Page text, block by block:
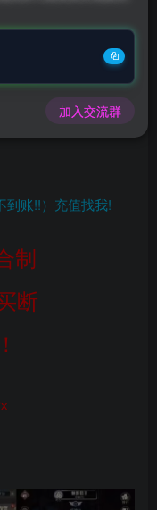
购买
到账!!）充值找我!
制
断
加入交流群